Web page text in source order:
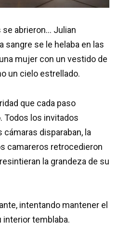
abrieron… Julian
sangre se le helaba en las
mujer con un vestido de
un cielo estrellado.
que cada paso
Todos los invitados
disparaban, la
camareros retrocedieron
la grandeza de su
intentando mantener el
interior temblaba.